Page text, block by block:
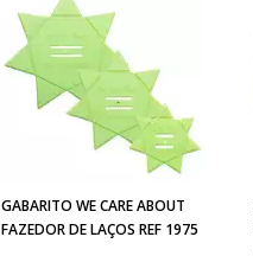
GABARITO WE CARE ABOUT
FAZEDOR DE LAÇOS REF 1975